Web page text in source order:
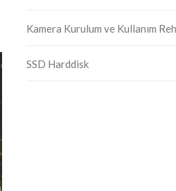
Kamera Kurulum ve Kullanım
SSD Harddisk